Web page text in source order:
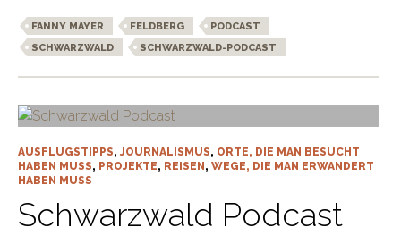
FANNY MAYER FELDBERG
PODCAST
SCHWARZWALD
SCHWARZWALD-PODCAST
AUSFLUGSTIPPS, JOURNALISMUS, ORTE, DIE MAN BESUCHT
HABEN MUSS, PROJEKTE, REISEN , WEGE, DIE MAN ERWANDERT
HABEN MUSS
Schwarzwald Podcast